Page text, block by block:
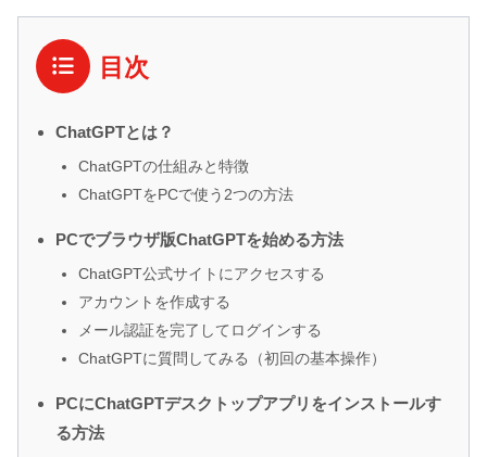
目次
ChatGPTとは？
ChatGPTの仕組みと特徴
ChatGPTをPCで使う2つの方法
PCでブラウザ版ChatGPTを始める方法
ChatGPT公式サイトにアクセスする
アカウントを作成する
メール認証を完了してログインする
ChatGPTに質問してみる（初回の基本操作）
PCにChatGPTデスクトップアプリをインストールす
る方法